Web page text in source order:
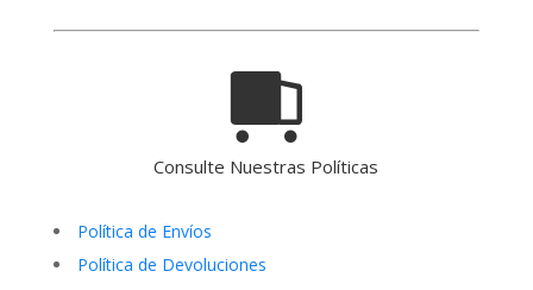
Consulte Nuestras Políticas
Política de Envíos
Política de Devoluciones